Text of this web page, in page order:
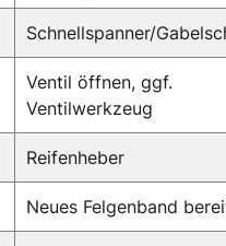
Schnellspanner/
Ventil öffnen, ggf.
Ventilwerkzeug
Reifenheber
Neues Felgenband